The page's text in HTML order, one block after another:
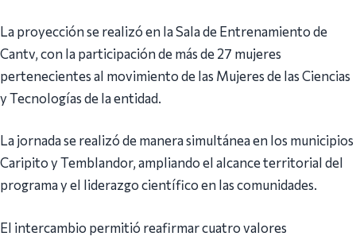
La proyección se realizó en la Sala de Entrenamiento de
Cantv, con la participación de más de 27 mujeres
pertenecientes al movimiento de las Mujeres de las Ciencias
y Tecnologías de la entidad.
La jornada se realizó de manera simultánea en los municipios
Caripito y Temblandor, ampliando el alcance territorial del
programa y el liderazgo científico en las comunidades.
El intercambio permitió reafirmar cuatro valores